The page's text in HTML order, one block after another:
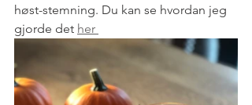
høst-stemning. Du kan se hvordan jeg
gjorde det her